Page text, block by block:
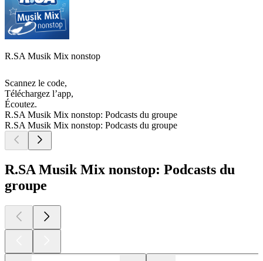
R.SA Musik Mix nonstop
Scannez le code,
Téléchargez l’app,
Écoutez.
R.SA Musik Mix nonstop: Podcasts du groupe
R.SA Musik Mix nonstop: Podcasts du groupe
R.SA Musik Mix nonstop: Podcasts du
groupe